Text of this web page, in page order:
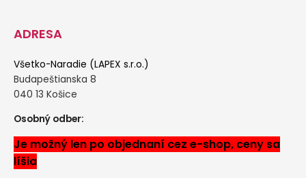
ADRESA
Všetko-Naradie (LAPEX s.r.o.)
Budapeštianska 8
040 13 Košice
Osobný odber:
Je možný len po objednaní cez e-shop, ceny sa
líšia